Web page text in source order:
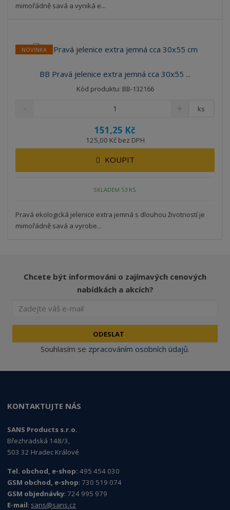
mimořádně savá a vyniká e...
NOVINKA
BB Pravá jelenice extra jemná cca 30x55 ...
Kód produktu: BB-132166
151,25 Kč
125,00 Kč bez DPH
ks
KOUPIT
SKLADEM 53 KS
Pravá ekologická jelenice extra jemná s dlouhou životností je
mimořádně savá a vyrobe...
Chcete být informováni o zajímavých cenových
nabídkách a akcích?
ODESLAT
Souhlasím se zpracováním osobních údajů.
KONTAKTUJTE NÁS
SANS Products s.r.o.
Březhradská 148/3,
503 32 Hradec Králové
Tel. obchod, e-shop: 495 454 030
GSM obchod, e-shop: 730 519 074
GSM objednávky: 724 995 979
E-mail: sans@sans.cz